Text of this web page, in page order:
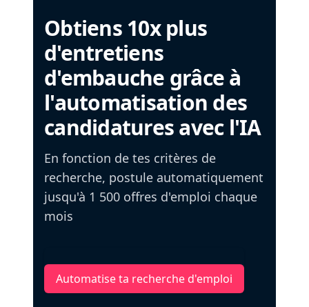
Obtiens 10x plus
d'entretiens
d'embauche grâce à
l'automatisation des
candidatures avec l'IA
En fonction de tes critères de
recherche, postule automatiquement
jusqu'à 1 500 offres d'emploi chaque
mois
Automatise ta recherche d'emploi